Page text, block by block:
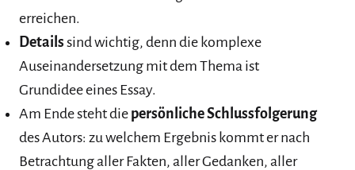
erreichen.
Details sind wichtig, denn die komplexe
Auseinandersetzung mit dem Thema ist
Grundidee eines Essay.
Am Ende steht die persönliche Schlussfolgerung
des Autors: zu welchem Ergebnis kommt er nach
Betrachtung aller Fakten, aller Gedanken, aller